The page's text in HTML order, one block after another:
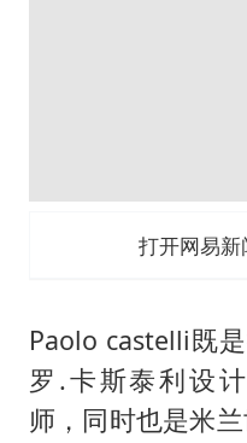
较特别，这款灯
璃是威尼斯的玻